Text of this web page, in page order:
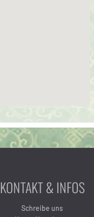
KONTAKT & INFOS
Schreibe uns